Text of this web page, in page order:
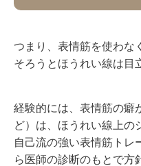
つまり、表情筋を使わな
そろうとほうれい線は目
経験的には、表情筋の癖
ど）は、ほうれい線上の
自己流の強い表情筋トレ
ら医師の診断のもとで方